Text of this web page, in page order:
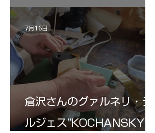
倉沢さんのグァルネリ・デ
ルジェス”KOCHANSKY"制
7月16日